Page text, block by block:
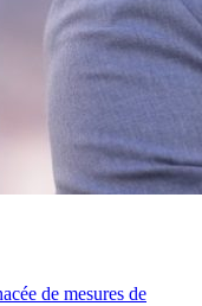
de mesures de